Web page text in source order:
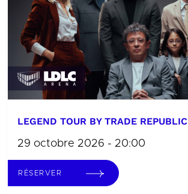
LEGEND TOUR BY TRADE REPUBLIC
29 octobre 2026 - 20:00
RÉSERVER